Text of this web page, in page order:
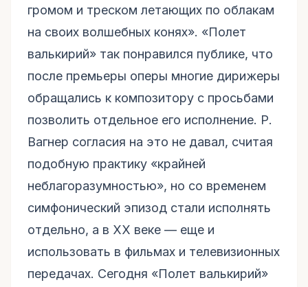
громом и треском летающих по облакам
на своих волшебных конях». «Полет
валькирий» так понравился публике, что
после премьеры оперы многие дирижеры
обращались к композитору с просьбами
позволить отдельное его исполнение. Р.
Вагнер согласия на это не давал, считая
подобную практику «крайней
неблагоразумностью», но со временем
симфонический эпизод стали исполнять
отдельно, а в ХХ веке — еще и
использовать в фильмах и телевизионных
передачах. Сегодня «Полет валькирий»